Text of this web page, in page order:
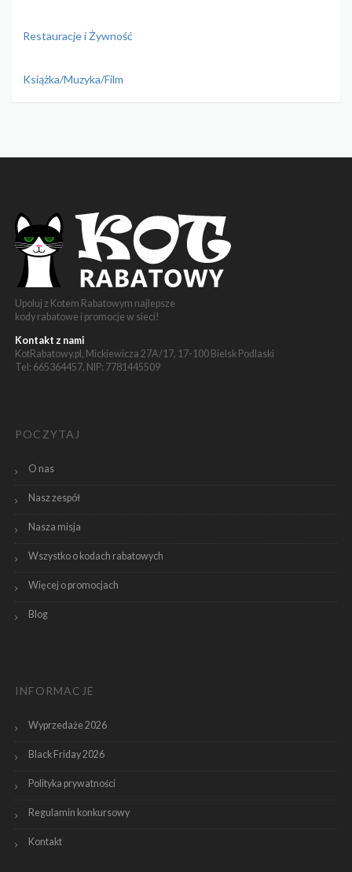
Restauracje i Żywność
Książka/Muzyka/Film
Upoluj z Kotem Rabatowym najlepsze
kody rabatowe i promocje w sieci!
Kontakt z nami
KotRabatowy.pl, Mickiewicza 27A/17, 17-100 Bielsk Podlaski
Tel: 665364457, NIP: 7781445509
POCZYTAJ
O nas
Nasz zespół
Nasza misja
Wszystko o kodach rabatowych
Więcej o promocjach
Blog
INFORMACJE
Wyprzedaże 2026
Black Friday 2026
Polityka prywatności
Regulamin konkursowy
Kontakt